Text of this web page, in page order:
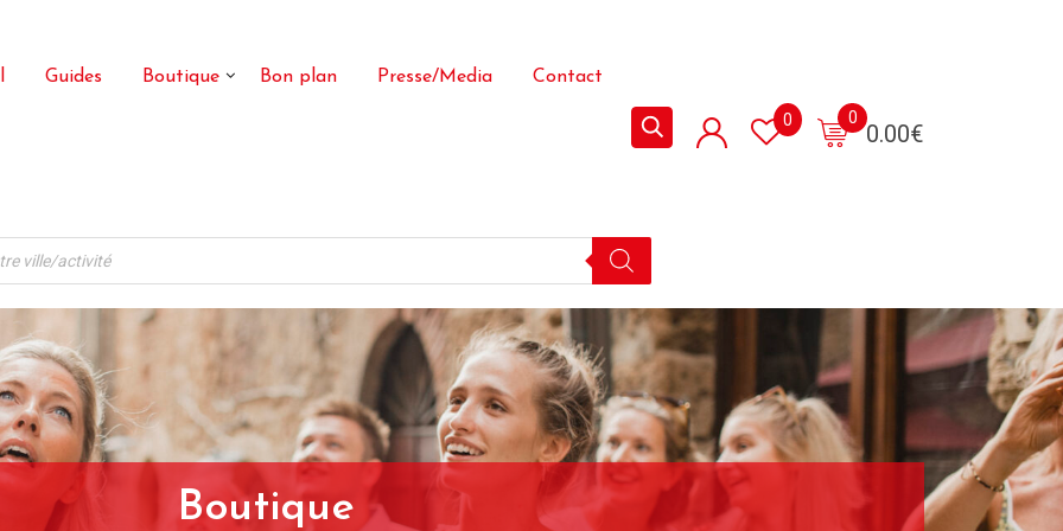
Guides Boutique Bon plan Presse/Media Contact
0.00€
0
0
Boutique